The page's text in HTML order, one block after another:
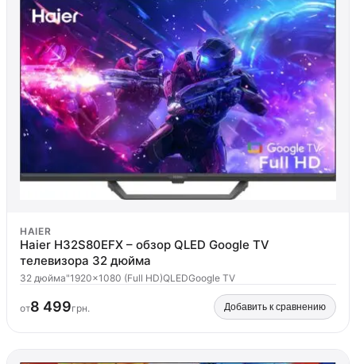
HAIER
Haier H32S80EFX – обзор QLED Google TV
телевизора 32 дюйма
32 дюйма"1920x1080 (Full HD)QLEDGoogle TV
от8 499грн. Добавить к сравнению